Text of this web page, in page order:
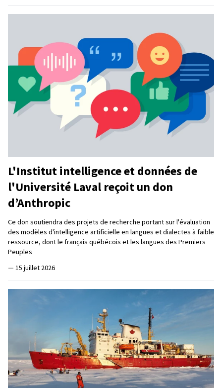
L'Institut intelligence et données de
l'Université Laval reçoit un don
d’Anthropic
Ce don soutiendra des projets de recherche portant sur l'évaluation
des modèles d'intelligence artificielle en langues et dialectes à faible
ressource, dont le français québécois et les langues des Premiers
Peuples
— 15 juillet 2026